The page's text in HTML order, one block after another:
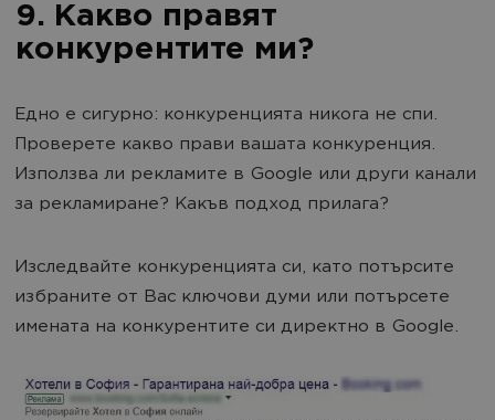
9. Какво правят
конкурентите ми?
Едно е сигурно: конкуренцията никога не спи.
Проверете какво прави вашата конкуренция.
Използва ли рекламите в Google или други канали
за рекламиране? Какъв подход прилага?
Изследвайте конкуренцията си, като потърсите
избраните от Вас ключови думи или потърсете
имената на конкурентите си директно в Google.